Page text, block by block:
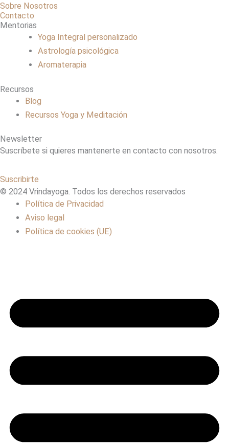
Sobre Nosotros
Contacto
Mentorias
Yoga Integral personalizado
Astrología psicológica
Aromaterapia
Recursos
Blog
Recursos Yoga y Meditación
Newsletter
Suscríbete si quieres mantenerte en contacto con nosotros.
Suscribirte
© 2024 Vrindayoga. Todos los derechos reservados
Política de Privacidad
Aviso legal
Política de cookies (UE)